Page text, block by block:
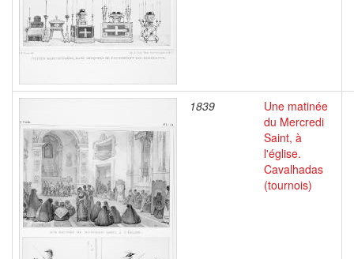
1839
Une matinée
du Mercredi
Saint, à
l'église.
Cavalhadas
(tournois)